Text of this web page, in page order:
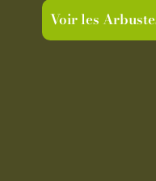
Voir les